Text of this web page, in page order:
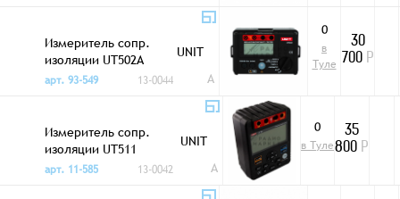
Измеритель сопр.
изоляции UT502A
UNIT
арт. 93-549
13-0044 A
0
в
Туле
30
700 Р
Измеритель сопр.
изоляции UT511
UNIT
арт. 11-585
13-0042 A
0
в Туле
35
800 Р